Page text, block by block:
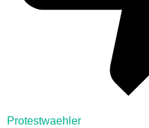
Protestwaehler